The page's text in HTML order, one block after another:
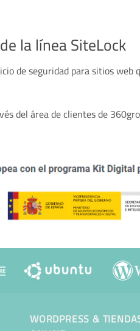
la línea SiteLock
de seguridad para sitios
del área de clientes de
WORDPRESS &